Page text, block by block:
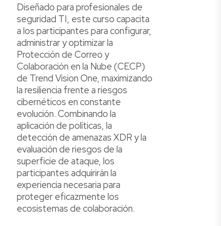
Diseñado para profesionales de
seguridad TI, este curso capacita
a los participantes para configurar,
administrar y optimizar la
Protección de Correo y
Colaboración en la Nube (CECP)
de Trend Vision One, maximizando
la resiliencia frente a riesgos
cibernéticos en constante
evolución. Combinando la
aplicación de políticas, la
detección de amenazas XDR y la
evaluación de riesgos de la
superficie de ataque, los
participantes adquirirán la
experiencia necesaria para
proteger eficazmente los
ecosistemas de colaboración.